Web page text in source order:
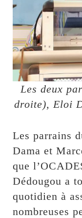
Les deux
droite), Eloi
Les parrains
Dama et
que
Dédougou a
quotidien à
nombreuses